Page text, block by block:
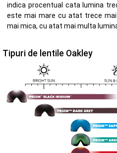
indica procentual cata lumina
este mai mare cu atat trece
mai mica, cu atat mai multa
Tipuri de lentile Oakley